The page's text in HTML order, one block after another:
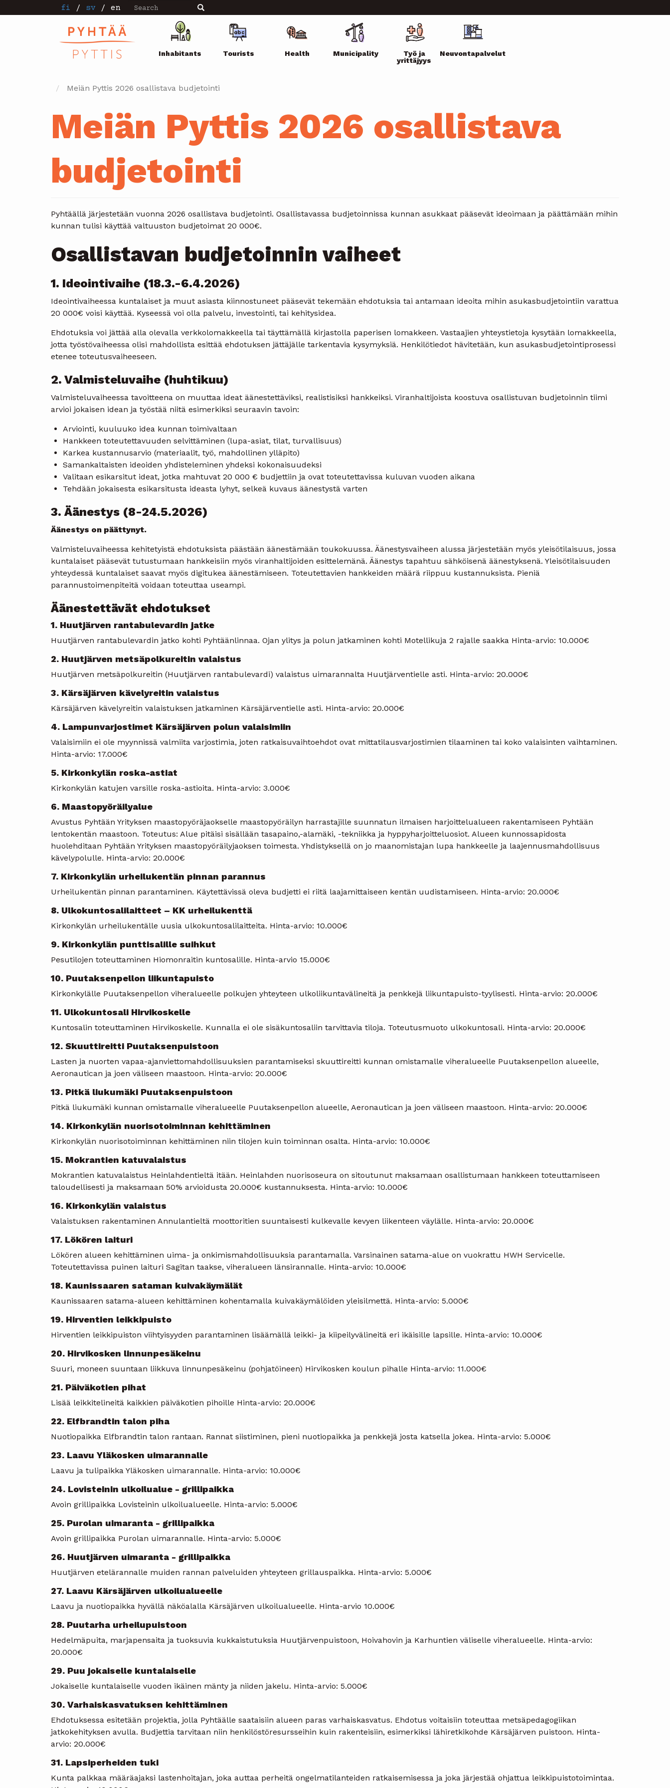
to
fi / sv / en Search Search
Päävalikko
Inhabitants Tourists Health Municipality
Työ ja
yrittäjyys
Neuvontapalvelut
Meiän Pyttis 2026 osallistava budjetointi
Meiän Pyttis 2026 osallistava
budjetointi
Pyhtäällä järjestetään vuonna 2026 osallistava budjetointi. Osallistavassa budjetoinnissa kunnan asukkaat pääsevät ideoimaan ja päättämään mihin
kunnan tulisi käyttää valtuuston budjetoimat 20 000€.
Osallistavan budjetoinnin vaiheet
1. Ideointivaihe (18.3.-6.4.2026)
Ideointivaiheessa kuntalaiset ja muut asiasta kiinnostuneet pääsevät tekemään ehdotuksia tai antamaan ideoita mihin asukasbudjetointiin varattua
20 000€ voisi käyttää. Kyseessä voi olla palvelu, investointi, tai kehitysidea.
Ehdotuksia voi jättää alla olevalla verkkolomakkeella tai täyttämällä kirjastolla paperisen lomakkeen. Vastaajien yhteystietoja kysytään lomakkeella,
jotta työstövaiheessa olisi mahdollista esittää ehdotuksen jättäjälle tarkentavia kysymyksiä. Henkilötiedot hävitetään, kun asukasbudjetointiprosessi
etenee toteutusvaiheeseen.
2. Valmisteluvaihe (huhtikuu)
Valmisteluvaiheessa tavoitteena on muuttaa ideat äänestettäviksi, realistisiksi hankkeiksi. Viranhaltijoista koostuva osallistuvan budjetoinnin tiimi
arvioi jokaisen idean ja työstää niitä esimerkiksi seuraavin tavoin:
Arviointi, kuuluuko idea kunnan toimivaltaan
Hankkeen toteutettavuuden selvittäminen (lupa-asiat, tilat, turvallisuus)
Karkea kustannusarvio (materiaalit, työ, mahdollinen ylläpito)
Samankaltaisten ideoiden yhdisteleminen yhdeksi kokonaisuudeksi
Valitaan esikarsitut ideat, jotka mahtuvat 20 000 € budjettiin ja ovat toteutettavissa kuluvan vuoden aikana
Tehdään jokaisesta esikarsitusta ideasta lyhyt, selkeä kuvaus äänestystä varten
3. Äänestys (8-24.5.2026)
Äänestys on päättynyt.
Valmisteluvaiheessa kehitetyistä ehdotuksista päästään äänestämään toukokuussa. Äänestysvaiheen alussa järjestetään myös yleisötilaisuus, jossa
kuntalaiset pääsevät tutustumaan hankkeisiin myös viranhaltijoiden esittelemänä. Äänestys tapahtuu sähköisenä äänestyksenä. Yleisötilaisuuden
yhteydessä kuntalaiset saavat myös digitukea äänestämiseen. Toteutettavien hankkeiden määrä riippuu kustannuksista. Pieniä
parannustoimenpiteitä voidaan toteuttaa useampi.
Äänestettävät ehdotukset
1. Huutjärven rantabulevardin jatke
Huutjärven rantabulevardin jatko kohti Pyhtäänlinnaa. Ojan ylitys ja polun jatkaminen kohti Motellikuja 2 rajalle saakka Hinta-arvio: 10.000€
2. Huutjärven metsäpolkureitin valaistus
Huutjärven metsäpolkureitin (Huutjärven rantabulevardi) valaistus uimarannalta Huutjärventielle asti. Hinta-arvio: 20.000€
3. Kärsäjärven kävelyreitin valaistus
Kärsäjärven kävelyreitin valaistuksen jatkaminen Kärsäjärventielle asti. Hinta-arvio: 20.000€
4. Lampunvarjostimet Kärsäjärven polun valaisimiin
Valaisimiin ei ole myynnissä valmiita varjostimia, joten ratkaisuvaihtoehdot ovat mittatilausvarjostimien tilaaminen tai koko valaisinten vaihtaminen.
Hinta-arvio: 17.000€
5. Kirkonkylän roska-astiat
Kirkonkylän katujen varsille roska-astioita. Hinta-arvio: 3.000€
6. Maastopyöräilyalue
Avustus Pyhtään Yrityksen maastopyöräjaokselle maastopyöräilyn harrastajille suunnatun ilmaisen harjoittelualueen rakentamiseen Pyhtään
lentokentän maastoon. Toteutus: Alue pitäisi sisällään tasapaino,-alamäki, -tekniikka ja hyppyharjoitteluosiot. Alueen kunnossapidosta
huolehditaan Pyhtään Yrityksen maastopyöräilyjaoksen toimesta. Yhdistyksellä on jo maanomistajan lupa hankkeelle ja laajennusmahdollisuus
kävelypolulle. Hinta-arvio: 20.000€
7. Kirkonkylän urheilukentän pinnan parannus
Urheilukentän pinnan parantaminen. Käytettävissä oleva budjetti ei riitä laajamittaiseen kentän uudistamiseen. Hinta-arvio: 20.000€
8. Ulkokuntosalilaitteet – KK urheilukenttä
Kirkonkylän urheilukentälle uusia ulkokuntosalilaitteita. Hinta-arvio: 10.000€
9. Kirkonkylän punttisalille suihkut
Pesutilojen toteuttaminen Hiomonraitin kuntosalille. Hinta-arvio 15.000€
10. Puutaksenpellon liikuntapuisto
Kirkonkylälle Puutaksenpellon viheralueelle polkujen yhteyteen ulkoliikuntavälineitä ja penkkejä liikuntapuisto-tyylisesti. Hinta-arvio: 20.000€
11. Ulkokuntosali Hirvikoskelle
Kuntosalin toteuttaminen Hirvikoskelle. Kunnalla ei ole sisäkuntosaliin tarvittavia tiloja. Toteutusmuoto ulkokuntosali. Hinta-arvio: 20.000€
12. Skuuttireitti Puutaksenpuistoon
Lasten ja nuorten vapaa-ajanviettomahdollisuuksien parantamiseksi skuuttireitti kunnan omistamalle viheralueelle Puutaksenpellon alueelle,
Aeronautican ja joen väliseen maastoon. Hinta-arvio: 20.000€
13. Pitkä liukumäki Puutaksenpuistoon
Pitkä liukumäki kunnan omistamalle viheralueelle Puutaksenpellon alueelle, Aeronautican ja joen väliseen maastoon. Hinta-arvio: 20.000€
14. Kirkonkylän nuorisotoiminnan kehittäminen
Kirkonkylän nuorisotoiminnan kehittäminen niin tilojen kuin toiminnan osalta. Hinta-arvio: 10.000€
15. Mokrantien katuvalaistus
Mokrantien katuvalaistus Heinlahdentieltä itään. Heinlahden nuorisoseura on sitoutunut maksamaan osallistumaan hankkeen toteuttamiseen
taloudellisesti ja maksamaan 50% arvioidusta 20.000€ kustannuksesta. Hinta-arvio: 10.000€
16. Kirkonkylän valaistus
Valaistuksen rakentaminen Annulantieltä moottoritien suuntaisesti kulkevalle kevyen liikenteen väylälle. Hinta-arvio: 20.000€
17. Lökören laituri
Lökören alueen kehittäminen uima- ja onkimismahdollisuuksia parantamalla. Varsinainen satama-alue on vuokrattu HWH Servicelle.
Toteutettavissa puinen laituri Sagitan taakse, viheralueen länsirannalle. Hinta-arvio: 10.000€
18. Kaunissaaren sataman kuivakäymälät
Kaunissaaren satama-alueen kehittäminen kohentamalla kuivakäymälöiden yleisilmettä. Hinta-arvio: 5.000€
19. Hirventien leikkipuisto
Hirventien leikkipuiston viihtyisyyden parantaminen lisäämällä leikki- ja kiipeilyvälineitä eri ikäisille lapsille. Hinta-arvio: 10.000€
20. Hirvikosken linnunpesäkeinu
Suuri, moneen suuntaan liikkuva linnunpesäkeinu (pohjatöineen) Hirvikosken koulun pihalle Hinta-arvio: 11.000€
21. Päiväkotien pihat
Lisää leikkitelineitä kaikkien päiväkotien pihoille Hinta-arvio: 20.000€
22. Elfbrandtin talon piha
Nuotiopaikka Elfbrandtin talon rantaan. Rannat siistiminen, pieni nuotiopaikka ja penkkejä josta katsella jokea. Hinta-arvio: 5.000€
23. Laavu Yläkosken uimarannalle
Laavu ja tulipaikka Yläkosken uimarannalle. Hinta-arvio: 10.000€
24. Lovisteinin ulkoilualue - grillipaikka
Avoin grillipaikka Lovisteinin ulkoilualueelle. Hinta-arvio: 5.000€
25. Purolan uimaranta - grillipaikka
Avoin grillipaikka Purolan uimarannalle. Hinta-arvio: 5.000€
26. Huutjärven uimaranta - grillipaikka
Huutjärven etelärannalle muiden rannan palveluiden yhteyteen grillauspaikka. Hinta-arvio: 5.000€
27. Laavu Kärsäjärven ulkoilualueelle
Laavu ja nuotiopaikka hyvällä näköalalla Kärsäjärven ulkoilualueelle. Hinta-arvio 10.000€
28. Puutarha urheilupuistoon
Hedelmäpuita, marjapensaita ja tuoksuvia kukkaistutuksia Huutjärvenpuistoon, Hoivahovin ja Karhuntien väliselle viheralueelle. Hinta-arvio:
20.000€
29. Puu jokaiselle kuntalaiselle
Jokaiselle kuntalaiselle vuoden ikäinen mänty ja niiden jakelu. Hinta-arvio: 5.000€
30. Varhaiskasvatuksen kehittäminen
Ehdotuksessa esitetään projektia, jolla Pyhtäälle saataisiin alueen paras varhaiskasvatus. Ehdotus voitaisiin toteuttaa metsäpedagogiikan
jatkokehityksen avulla. Budjettia tarvitaan niin henkilöstöresursseihin kuin rakenteisiin, esimerkiksi lähiretkikohde Kärsäjärven puistoon. Hinta-
arvio: 20.000€
31. Lapsiperheiden tuki
Kunta palkkaa määräajaksi lastenhoitajan, joka auttaa perheitä ongelmatilanteiden ratkaisemisessa ja joka järjestää ohjattua leikkipuistotoimintaa.